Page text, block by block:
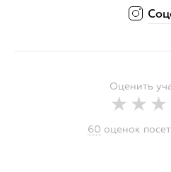
Оценить
60 оценок